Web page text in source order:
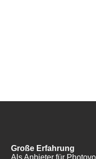
Große Erfahrung
Als Anbieter für